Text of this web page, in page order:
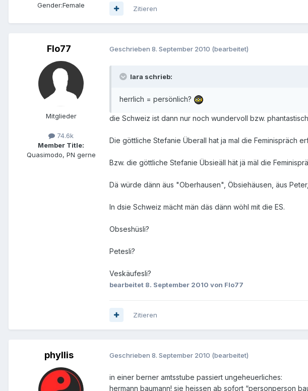
Gender:Female Zitieren
Flo77
Mitglieder
74.6k
Member Title:
Quasimodo, PN gerne
Geschrieben 8. September 2010 (bearbeitet)
lara schrieb:
herrlich = persönlich?
die Schweiz ist dann nur noch wundervoll bzw.
Die göttliche Stefanie Überall hat ja mal die Feminispräch
Bzw. die göttliche Stefanie Übsieäll hät jä mäl die
Dä würde dänn äus "Oberhausen", Öbsiehäusen, äus
In dsie Schweiz mächt män däs dänn wöhl mit die ES.
Obseshüsli?
Petesli?
Veskäufesli?
bearbeitet 8. September 2010 von Flo77
Zitieren
phyllis Geschrieben 8. September 2010 (bearbeitet)
in einer berner amtsstube passiert ungeheuerliches:
hermann baumann! sie heissen ab sofort “personperson